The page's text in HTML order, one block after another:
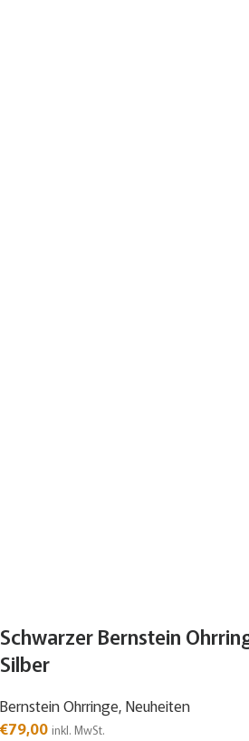
Schwarzer Bernstein
Silber
Bernstein Ohrringe, Neuheiten
€79,00 inkl. MwSt.